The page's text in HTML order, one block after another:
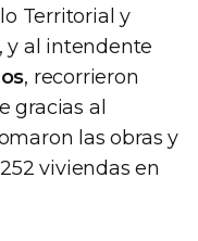
Territorial y
y al intendente
, recorrieron
gracias al
las obras y
viviendas en